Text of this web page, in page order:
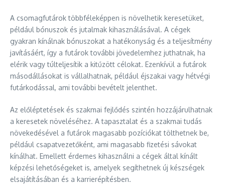
A csomagfutárok többféleképpen is növelhetik keresetüket,
például bónuszok és jutalmak kihasználásával. A cégek
gyakran kínálnak bónuszokat a hatékonyság és a teljesítmény
javításáért, így a futárok további jövedelemhez juthatnak, ha
elérik vagy túlteljesítik a kitűzött célokat. Ezenkívül a futárok
másodállásokat is vállalhatnak, például éjszakai vagy hétvégi
futárkodással, ami további bevételt jelenthet.
Az előléptetések és szakmai fejlődés szintén hozzájárulhatnak
a keresetek növeléséhez. A tapasztalat és a szakmai tudás
növekedésével a futárok magasabb pozíciókat tölthetnek be,
például csapatvezetőként, ami magasabb fizetési sávokat
kínálhat. Emellett érdemes kihasználni a cégek által kínált
képzési lehetőségeket is, amelyek segíthetnek új készségek
elsajátításában és a karrierépítésben.